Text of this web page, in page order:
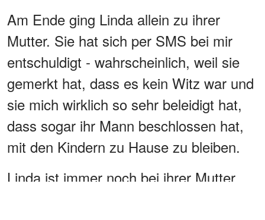
Am Ende ging Linda allein zu ihrer
Mutter. Sie hat sich per SMS bei mir
entschuldigt - wahrscheinlich, weil sie
gemerkt hat, dass es kein Witz war und
sie mich wirklich so sehr beleidigt hat,
dass sogar ihr Mann beschlossen hat,
mit den Kindern zu Hause zu bleiben.
Linda ist immer noch bei ihrer Mutter